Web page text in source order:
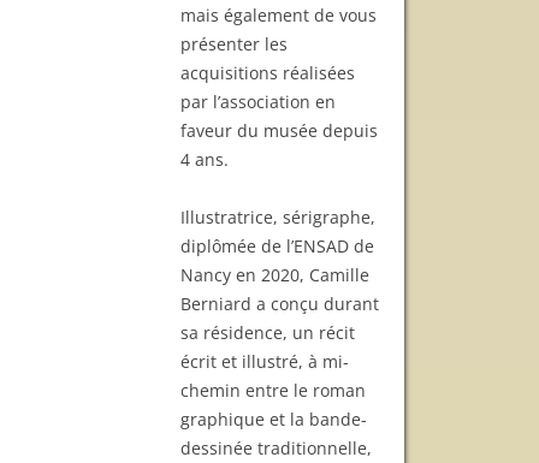
mais également de vous
présenter les
acquisitions réalisées
par l’association en
faveur du musée depuis
4 ans.
Illustratrice, sérigraphe,
diplômée de l’ENSAD de
Nancy en 2020, Camille
Berniard a conçu durant
sa résidence, un récit
écrit et illustré, à mi-
chemin entre le roman
graphique et la bande-
dessinée traditionnelle,